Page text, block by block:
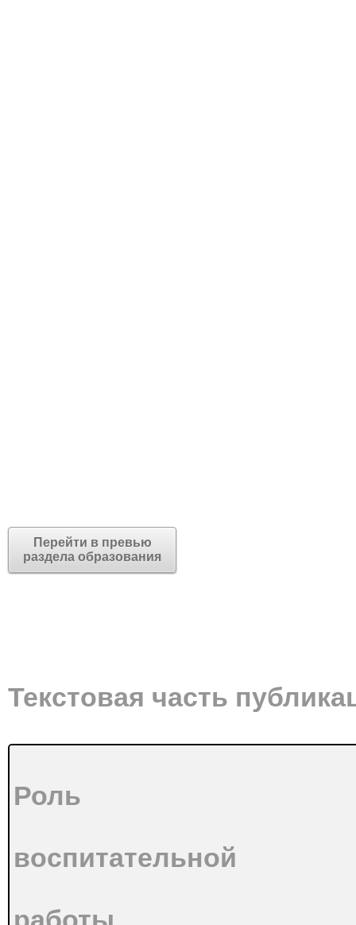
Перейти в превью
раздела образования
Текстовая часть
Роль
воспитательной